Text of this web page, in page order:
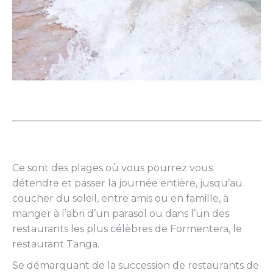
Ce sont des plages où vous pourrez vous
détendre et passer la journée entière, jusqu’au
coucher du soleil, entre amis ou en famille, à
manger à l’abri d’un parasol ou dans l’un des
restaurants les plus célèbres de Formentera, le
restaurant Tanga.
Se démarquant de la succession de restaurants de